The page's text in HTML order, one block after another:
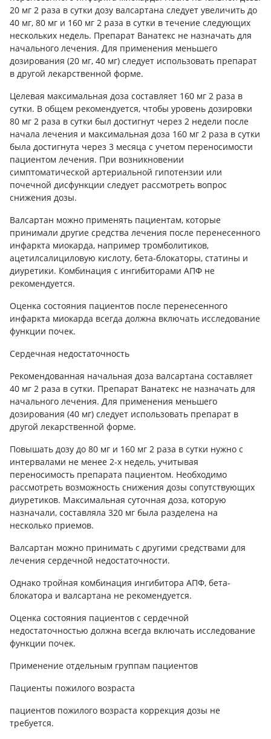
20 мг 2 раза в сутки дозу валсартана следует увеличить до
40 мг, 80 мг и 160 мг 2 раза в сутки в течение следующих
нескольких недель. Препарат Ванатекс не назначать для
начального лечения. Для применения меньшего
дозирования (20 мг, 40 мг) следует использовать препарат
в другой лекарственной форме.
Целевая максимальная доза составляет 160 мг 2 раза в
сутки. В общем рекомендуется, чтобы уровень дозировки
80 мг 2 раза в сутки был достигнут через 2 недели после
начала лечения и максимальная доза 160 мг 2 раза в сутки
была достигнута через 3 месяца с учетом переносимости
пациентом лечения. При возникновении
симптоматической артериальной гипотензии или
почечной дисфункции следует рассмотреть вопрос
снижения дозы.
Валсартан можно применять пациентам, которые
принимали другие средства лечения после перенесенного
инфаркта миокарда, например тромболитиков,
ацетилсалициловую кислоту, бета-блокаторы, статины и
диуретики. Комбинация с ингибиторами АПФ не
рекомендуется.
Оценка состояния пациентов после перенесенного
инфаркта миокарда всегда должна включать исследование
функции почек.
Сердечная недостаточность
Рекомендованная начальная доза валсартана составляет
40 мг 2 раза в сутки. Препарат Ванатекс не назначать для
начального лечения. Для применения меньшего
дозирования (40 мг) следует использовать препарат в
другой лекарственной форме.
Повышать дозу до 80 мг и 160 мг 2 раза в сутки нужно с
интервалами не менее 2-х недель, учитывая
переносимость препарата пациентом. Необходимо
рассмотреть возможность снижения дозы сопутствующих
диуретиков. Максимальная суточная доза, которую
назначали, составляла 320 мг была разделена на
несколько приемов.
Валсартан можно принимать с другими средствами для
лечения сердечной недостаточности.
Однако тройная комбинация ингибитора АПФ, бета-
блокатора и валсартана не рекомендуется.
Оценка состояния пациентов с сердечной
недостаточностью должна всегда включать исследование
функции почек.
Применение отдельным группам пациентов
Пациенты пожилого возраста
пациентов пожилого возраста коррекция дозы не
требуется.